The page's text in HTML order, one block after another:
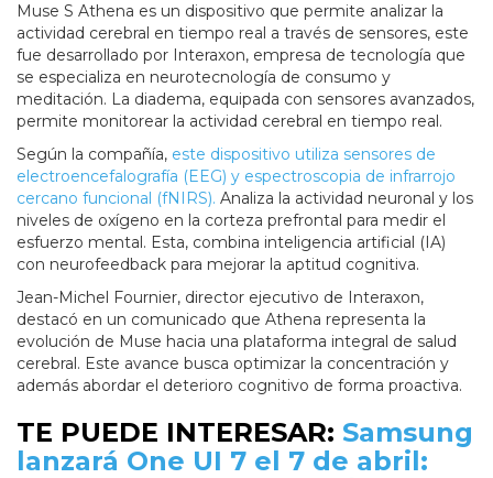
Muse S Athena es un dispositivo que permite analizar la
actividad cerebral en tiempo real a través de sensores, este
fue desarrollado por Interaxon, empresa de tecnología que
se especializa en neurotecnología de consumo y
meditación. La diadema, equipada con sensores avanzados,
permite monitorear la actividad cerebral en tiempo real.
Según la compañía, este dispositivo utiliza sensores de
electroencefalografía (EEG) y espectroscopia de infrarrojo
cercano funcional (fNIRS). Analiza la actividad neuronal y los
niveles de oxígeno en la corteza prefrontal para medir el
esfuerzo mental. Esta, combina inteligencia artificial (IA)
con neurofeedback para mejorar la aptitud cognitiva.
Jean-Michel Fournier, director ejecutivo de Interaxon,
destacó en un comunicado que Athena representa la
evolución de Muse hacia una plataforma integral de salud
cerebral. Este avance busca optimizar la concentración y
además abordar el deterioro cognitivo de forma proactiva.
TE PUEDE INTERESAR: Samsung
lanzará One UI 7 el 7 de abril: